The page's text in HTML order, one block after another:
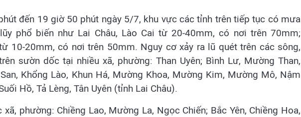
đến 19 giờ 50 phút ngày 5/7, khu vực các tỉnh trên tiếp tục có mưa
phổ biến như Lai Châu, Lào Cai từ 20-40mm, có nơi trên 70mm;
10-20mm, có nơi trên 50mm. Nguy cơ xảy ra lũ quét trên các sông,
sườn dốc tại nhiều xã, phường: Than Uyên; Bình Lư, Mường Than,
Khổng Lào, Khun Há, Mường Khoa, Mường Kim, Mường Mô, Nậm
Hồ, Tả Lèng, Tân Uyên (tỉnh Lai Châu).
phường: Chiềng Lao, Mường La, Ngọc Chiến; Bắc Yên, Chiềng Hoa,